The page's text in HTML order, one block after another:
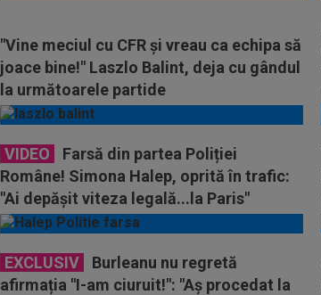
"Vine meciul cu CFR şi vreau ca echipa să
joace bine!" Laszlo Balint, deja cu gândul
la următoarele partide
VIDEO
Farsă din partea Poliției
Române! Simona Halep, oprită în trafic:
"Ai depășit viteza legală...la Paris"
EXCLUSIV
Burleanu nu regretă
afirmația "I-am ciuruit!": "Aş procedat la